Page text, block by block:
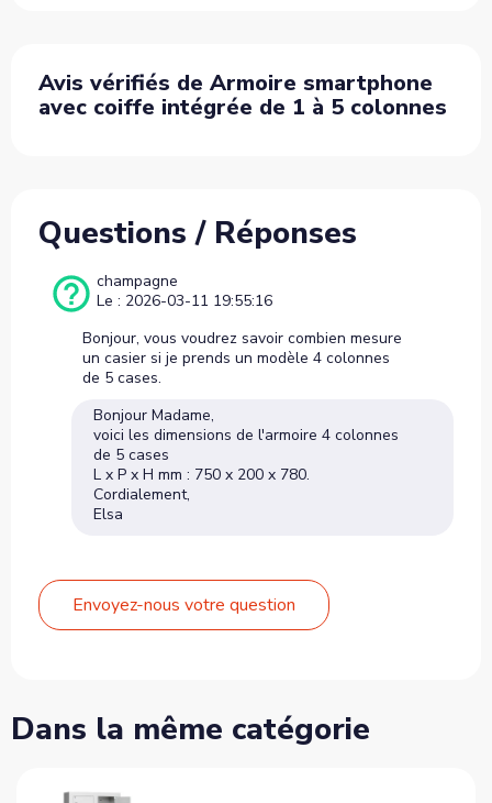
Avis vérifiés de Armoire smartphone
avec coiffe intégrée de 1 à 5 colonnes
Questions / Réponses
champagne
Le : 2026-03-11 19:55:16
Bonjour, vous voudrez savoir combien mesure
un casier si je prends un modèle 4 colonnes
de 5 cases.
Bonjour Madame,
voici les dimensions de l'armoire 4 colonnes
de 5 cases
L x P x H mm : 750 x 200 x 780.
Cordialement,
Elsa
Envoyez-nous votre question
Dans la même catégorie